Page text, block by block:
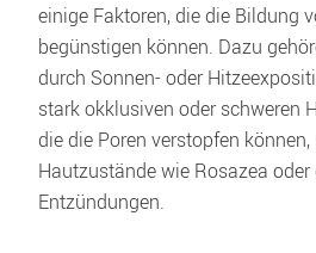
einige Faktoren, die die Bildung
begünstigen können. Dazu
durch Sonnen- oder
stark okklusiven oder schweren
die die Poren verstopfen
Hautzustände wie Rosazea
Entzündungen.